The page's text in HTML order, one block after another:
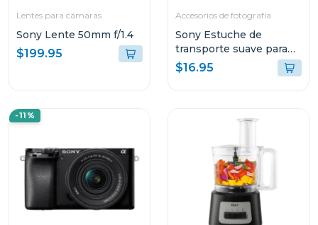
Lentes para cámaras
Sony Lente 50mm f/1.4
$199.95
Accesorios de fotografía
Sony Estuche de
transporte suave para
video camaras lcsu11b
$16.95
-11%